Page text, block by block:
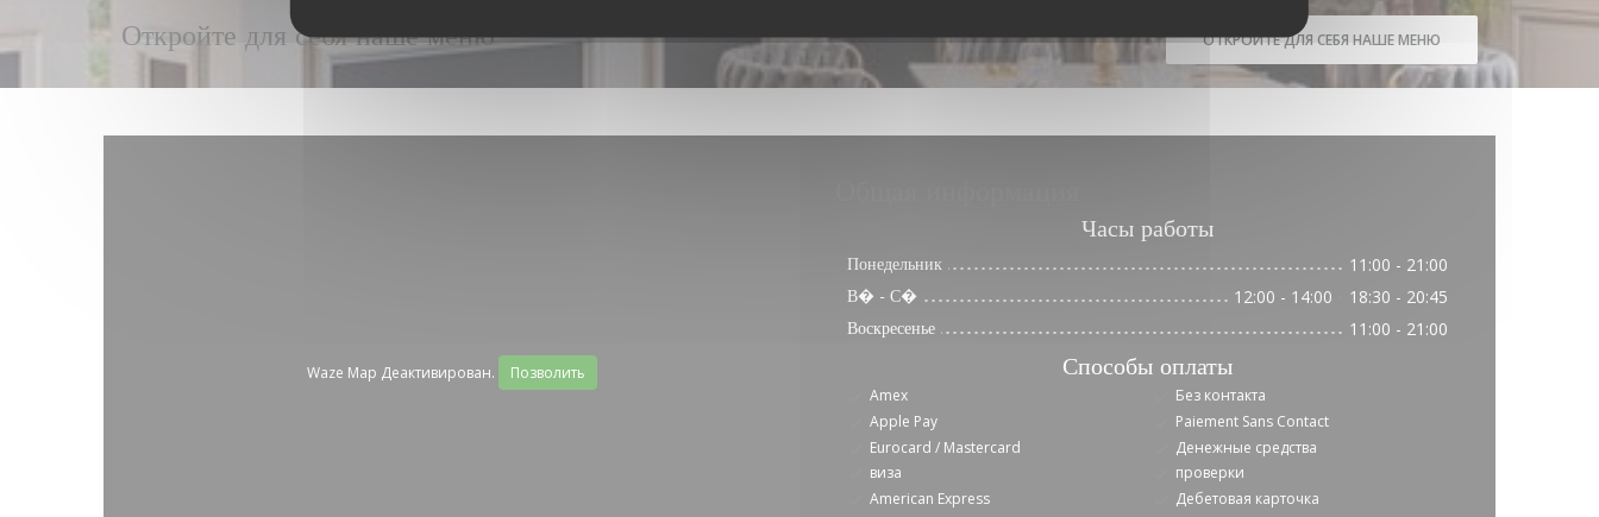
Откройте для себя наше меню ОТКРОЙТЕ ДЛЯ СЕБЯ НАШЕ МЕНЮ
Waze Map Деактивирован. Позволить
Часы работы
Понедельник 11:00 - 21:00
В� - С� 12:00 - 14:00 18:30 - 20:45
Воскресенье 11:00 - 21:00
Способы оплаты
Amex
Без контакта
Apple Pay
Paiement Sans Contact
Eurocard / Mastercard
Денежные средства
виза
проверки
American Express
Дебетовая карточка